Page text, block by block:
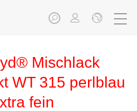
Mischlack
WT 315 perlblau
fein